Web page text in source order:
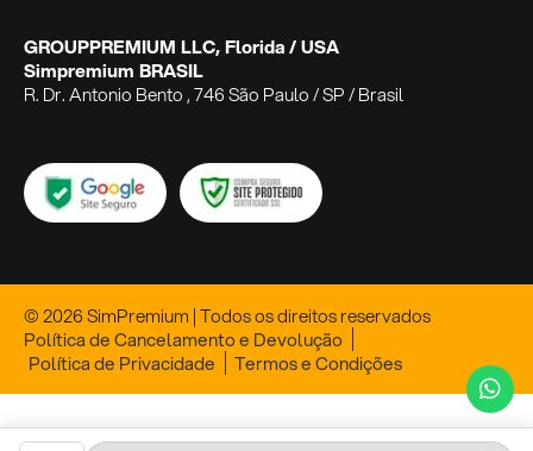
GROUPPREMIUM LLC, Florida / USA
Simpremium BRASIL
R. Dr. Antonio Bento , 746 São Paulo / SP / Brasil
© 2026 SimPremium | Todos os direitos reservados
Política de Cancelamento e Devolução
Política de Privacidade
Termos e Condições